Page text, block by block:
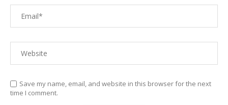
Save my name, email, and website in this browser for the next
time I comment.